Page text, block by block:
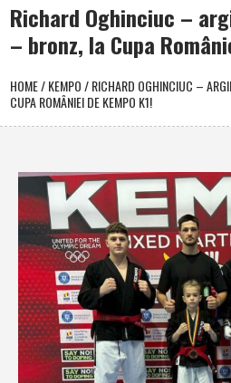
Richard Oghinciuc –
– bronz, la Cupa
HOME/KEMPO/RICHARD OGHINCIUC –
CUPA ROMÂNIEI DE KEMPO K1!